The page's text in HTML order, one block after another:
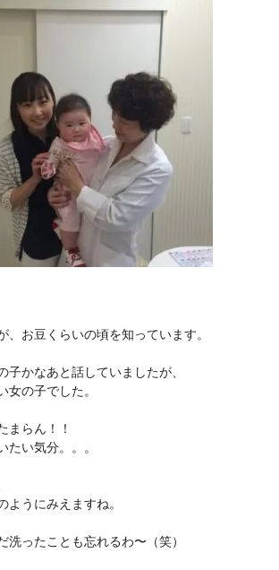
、お豆くらいの頃を知っています。
子かなあと話していましたが、
女の子でした。
まらん！！
たい気分。。。
ようにみえますね。
洗ったことも忘れるわ〜（笑）